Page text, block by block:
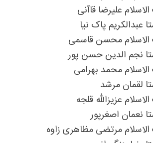
علیرضا قاآنی
عبدالکریم پاک نیا
محسن قاسمی
نجم الدین حسن پور
محمد بهرامی
لقمان مرشد
عزیزالله قلجه
نعمان اصغرپور
مرتضی مظاهری زاوه